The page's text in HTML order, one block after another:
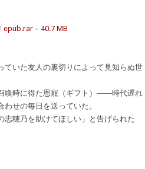
– 40.7 MB
ていた友人の裏切りによって見知らぬ世
喚時に得た恩寵（ギフト）――時代遅れ
せの毎日を送っていた。
志穂乃を助けてほしい」と告げられた